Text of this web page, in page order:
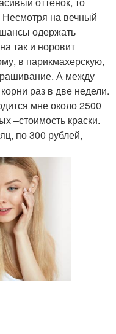
Несмотря на вечный
одержать
так и норовит
в парикмахерскую,
А между
раз в две недели.
мне около 2500
–стоимость краски.
по 300 рублей,